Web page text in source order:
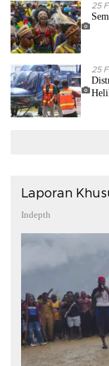
25
25
Laporan
Indepth